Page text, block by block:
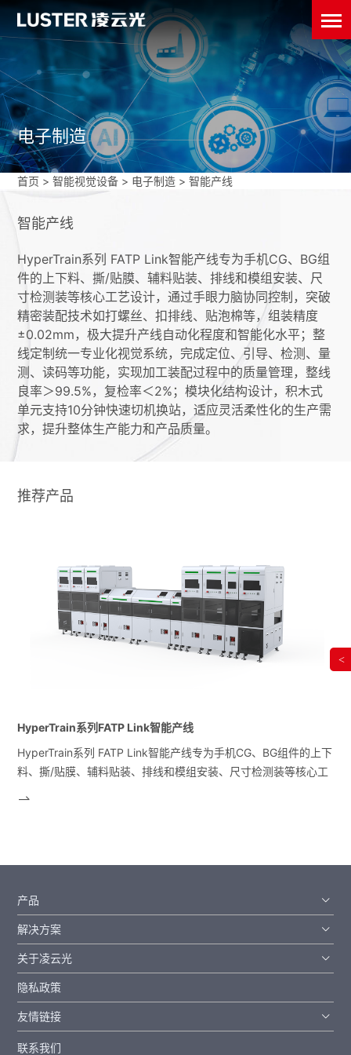
电子制造
首页 >智能视觉设备 > 电子制造 >智能产线
智能产线
HyperTrain系列 FATP Link智能产线专为手机CG、BG组
件的上下料、撕/贴膜、辅料贴装、排线和模组安装、尺
寸检测装等核心工艺设计，通过手眼力脑协同控制，突破
精密装配技术如打螺丝、扣排线、贴泡棉等，组装精度
±0.02mm，极大提升产线自动化程度和智能化水平；整
线定制统一专业化视觉系统，完成定位、引导、检测、量
测、读码等功能，实现加工装配过程中的质量管理，整线
良率＞99.5%，复检率＜2%；模块化结构设计，积木式
单元支持10分钟快速切机换站，适应灵活柔性化的生产需
求，提升整体生产能力和产品质量。
推荐产品
HyperTrain系列FATP Link智能产线
HyperTrain系列 FATP Link智能产线专为手机CG、BG组件的上下
料、撕/贴膜、辅料贴装、排线和模组安装、尺寸检测装等核心工
产品
解决方案
关于凌云光
隐私政策
友情链接
联系我们
<